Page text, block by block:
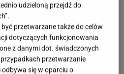
udzieloną przejdź do
przetwarzane także do celów
dotyczących funkcjonowania
z danymi dot. świadczonych
przypadkach przetwarzanie
się w oparciu o